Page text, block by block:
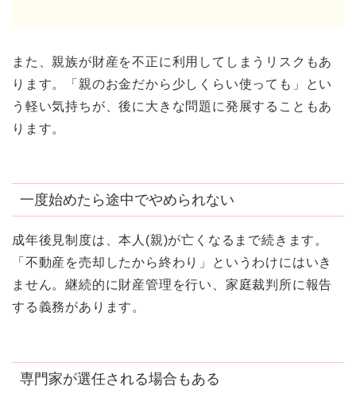
また、親族が財産を不正に利用してしまうリスクもあ
ります。「親のお金だから少しくらい使っても」とい
う軽い気持ちが、後に大きな問題に発展することもあ
ります。
一度始めたら途中でやめられない
成年後見制度は、本人(親)が亡くなるまで続きます。
「不動産を売却したから終わり」というわけにはいき
ません。継続的に財産管理を行い、家庭裁判所に報告
する義務があります。
専門家が選任される場合もある